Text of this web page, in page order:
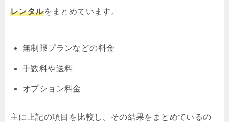
レンタルをまとめています。
無制限プランなどの料金
手数料や送料
オプション料金
主に上記の項目を比較し、その結果をまとめているの